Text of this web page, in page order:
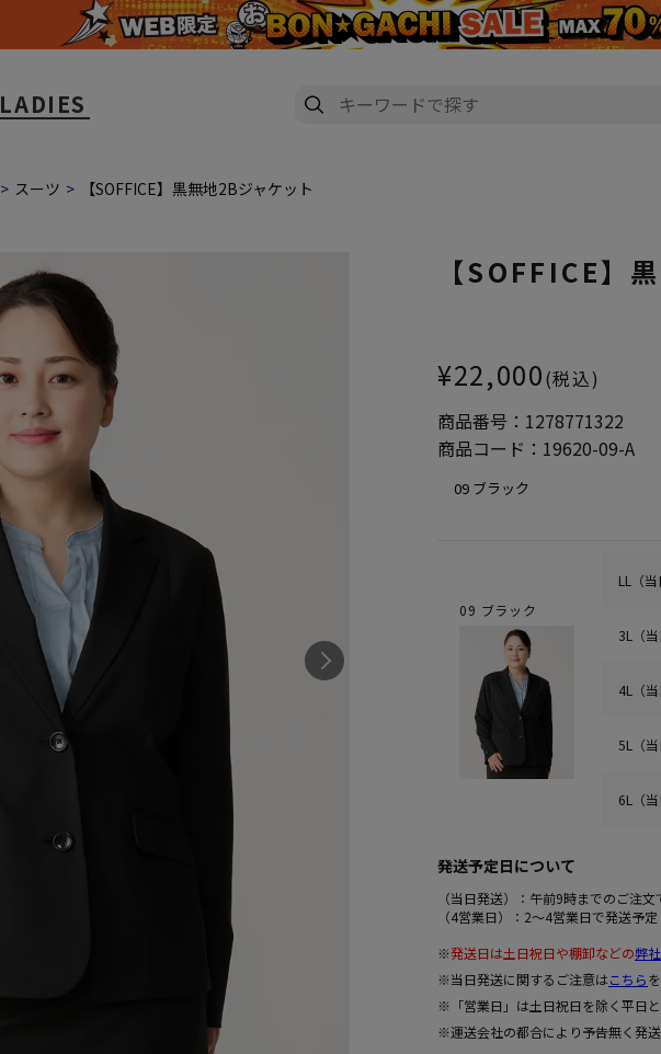
LADIES
スーツ 【SOFFICE】黒無地2Bジャケット
【SOFFICE】
¥22,000(税込)
商品番号： 1278771322
商品コード： 19620-09-A
09 ブラック
LL（
3L（
4L（
5L（
6L（
発送予定日について
（当日発送）：午前9時までのご注
（4営業日）：2～4営業日で発送予定
※発送日は土日祝日や棚卸などの弊
※当日発送に関するご注意はこちら
※「営業日」は土日祝日を除く平日
※運送会社の都合により予告無く発